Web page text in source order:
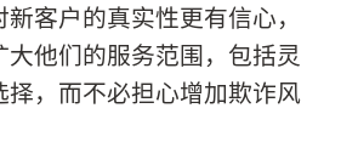
客户的真实性更有信心，
他们的服务范围，包括灵
，而不必担心增加欺诈风